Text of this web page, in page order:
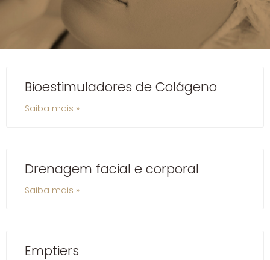
Bioestimuladores de Colágeno
Saiba mais »
Drenagem facial e corporal
Saiba mais »
Emptiers